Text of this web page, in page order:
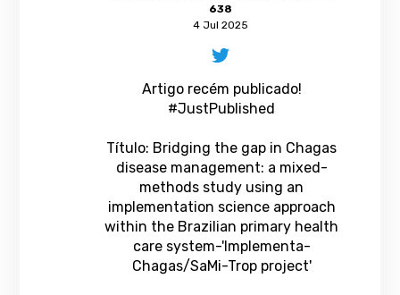
638
4 Jul 2025
Artigo recém publicado!
#JustPublished
Título: Bridging the gap in Chagas
disease management: a mixed-
methods study using an
implementation science approach
within the Brazilian primary health
care system-'Implementa-
Chagas/SaMi-Trop project'